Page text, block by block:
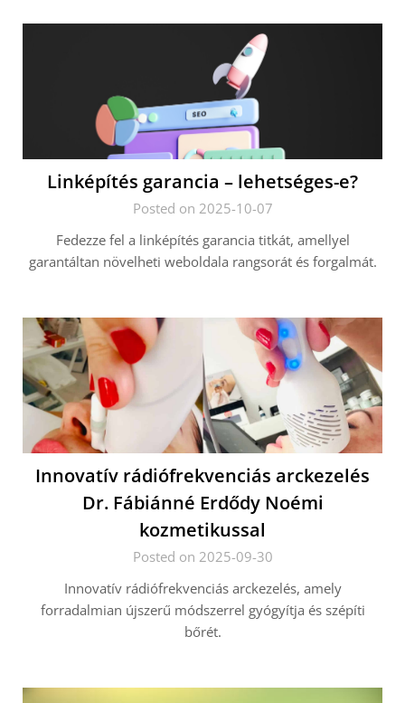
Linképítés garancia – lehetséges-e?
Posted on 2025-10-07
Fedezze fel a linképítés garancia titkát, amellyel
garantáltan növelheti weboldala rangsorát és forgalmát.
Innovatív rádiófrekvenciás arckezelés
Dr. Fábiánné Erdődy Noémi
kozmetikussal
Posted on 2025-09-30
Innovatív rádiófrekvenciás arckezelés, amely
forradalmian újszerű módszerrel gyógyítja és szépíti
bőrét.